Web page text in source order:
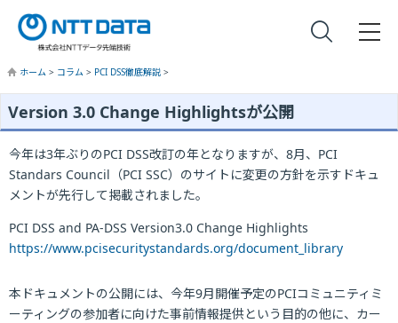
ホーム > コラム > PCI DSS徹底解説 >
Version 3.0 Change Highlightsが公開
今年は3年ぶりのPCI DSS改訂の年となりますが、8月、PCI
Standars Council（PCI SSC）のサイトに変更の方針を示すドキュ
メントが先行して掲載されました。
PCI DSS and PA-DSS Version3.0 Change Highlights
https://www.pcisecuritystandards.org/document_library
本ドキュメントの公開には、今年9月開催予定のPCIコミュニティミ
ーティングの参加者に向けた事前情報提供という目的の他に、カー